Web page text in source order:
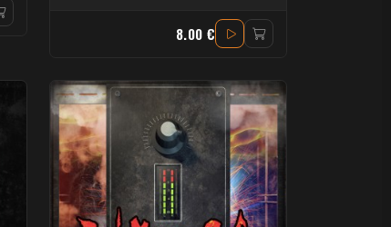
8.00 €